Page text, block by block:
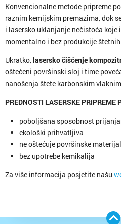
Konvencionalne metode pripreme
raznim kemijskim premazima, dok
i lasersko uklanjanje nečistoća koje
momentalno i bez produkcije
Ukratko,lasersko čišćenje
oštećeni površinski sloj i time
nanošenja štete karbonskim
PREDNOSTI LASERSKE PRIPREME
poboljšana sposobnost
ekološki prihvatljiva
ne oštećuje površinske
bez upotrebe kemikalija
Za više informacija posjetite našu